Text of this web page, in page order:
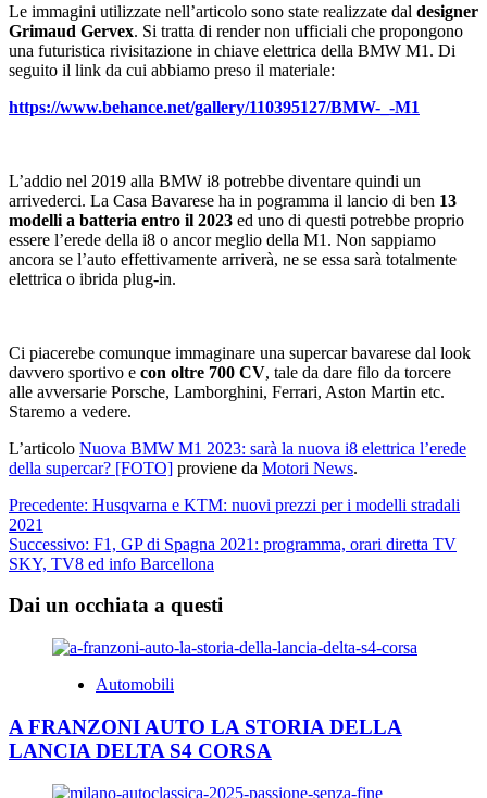
Le immagini utilizzate nell’articolo sono state realizzate dal designer
Grimaud Gervex. Si tratta di render non ufficiali che propongono
una futuristica rivisitazione in chiave elettrica della BMW M1. Di
seguito il link da cui abbiamo preso il materiale:
https://www.behance.net/gallery/110395127/BMW-_-M1
L’addio nel 2019 alla BMW i8 potrebbe diventare quindi un
arrivederci. La Casa Bavarese ha in pogramma il lancio di ben 13
modelli a batteria entro il 2023 ed uno di questi potrebbe proprio
essere l’erede della i8 o ancor meglio della M1. Non sappiamo
ancora se l’auto effettivamente arriverà, ne se essa sarà totalmente
elettrica o ibrida plug-in.
Ci piacerebe comunque immaginare una supercar bavarese dal look
davvero sportivo e con oltre 700 CV, tale da dare filo da torcere
alle avversarie Porsche, Lamborghini, Ferrari, Aston Martin etc.
Staremo a vedere.
L’articolo Nuova BMW M1 2023: sarà la nuova i8 elettrica l’erede
della supercar? [FOTO] proviene da Motori News.
Navigazione
articolo
Precedente: Husqvarna e KTM: nuovi prezzi per i modelli stradali
2021
Successivo: F1, GP di Spagna 2021: programma, orari diretta TV
SKY, TV8 ed info Barcellona
Dai un occhiata a questi
Automobili
A FRANZONI AUTO LA STORIA DELLA
LANCIA DELTA S4 CORSA